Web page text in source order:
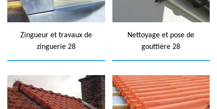
Zingueur et travaux de
zinguerie 28
Nettoyage et pose de
gouttière 28